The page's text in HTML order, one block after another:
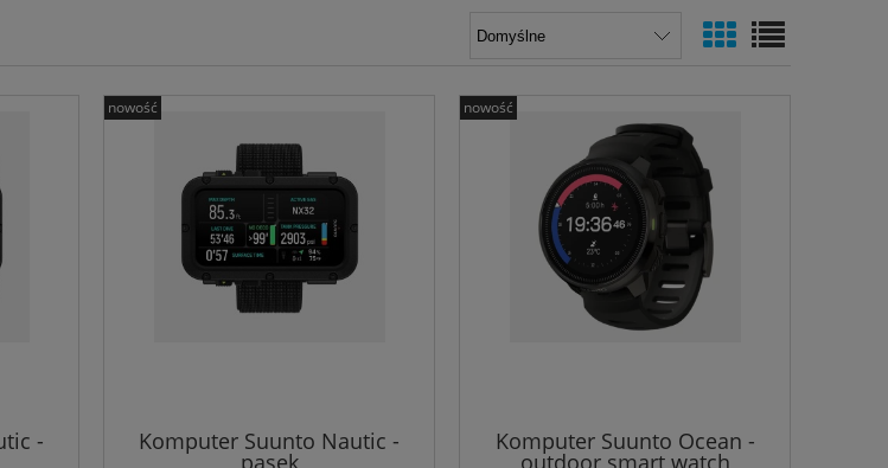
- Komputer Suunto Nautic -
pasek
nowość
Komputer Suunto Ocean -
outdoor smart watch
nowość